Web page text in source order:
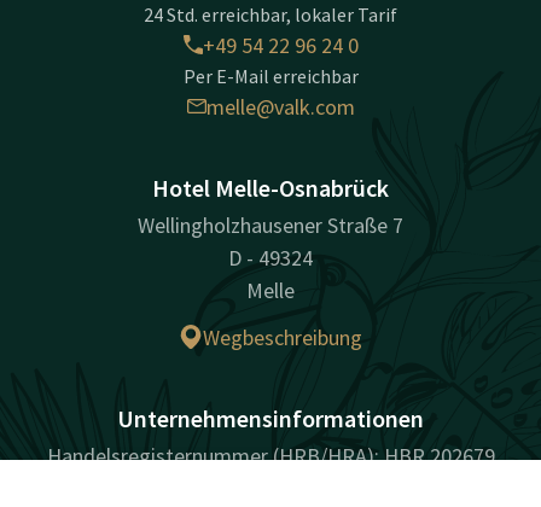
24 Std. erreichbar, lokaler Tarif
+49 54 22 96 24 0
Per E-Mail erreichbar
melle@valk.com
Hotel Melle-Osnabrück
Wellingholzhausener Straße 7
D - 49324
Melle
Wegbeschreibung
Unternehmensinformationen
Handelsregisternummer (HRB/HRA): HBR 202679